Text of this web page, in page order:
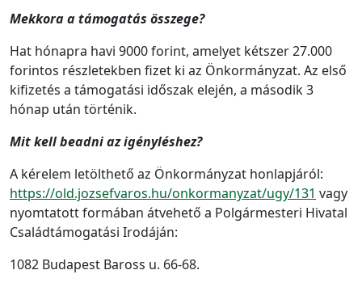
Mekkora a támogatás összege?
Hat hónapra havi 9000 forint, amelyet kétszer 27.000
forintos részletekben fizet ki az Önkormányzat. Az első
kifizetés a támogatási időszak elején, a második 3
hónap után történik.
Mit kell beadni az igényléshez?
A kérelem letölthető az Önkormányzat honlapjáról:
https://old.jozsefvaros.hu/onkormanyzat/ugy/131 vagy
nyomtatott formában átvehető a Polgármesteri Hivatal
Családtámogatási Irodáján:
1082 Budapest Baross u. 66-68.